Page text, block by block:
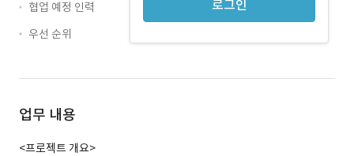
로그인
협업 예정 인력
우선 순위
업무 내용
<프로젝트 개요>